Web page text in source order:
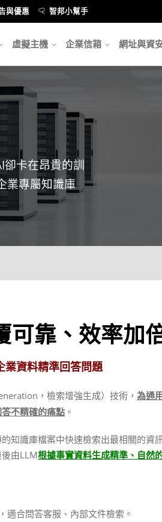
與優惠 智邦小幫手
虛擬主機 企業信箱 網址與資
卻卡在昂貴的訓
業專屬知識庫
可靠、效率加
業資料精準回答問題
，檢索增強生成）技術， 為通
不精確的痛點 。
知識庫檔案中快速檢索出最相關的資
由LLM根據事實資料生成精準、自然
適合問答客服、內部文件檢索。